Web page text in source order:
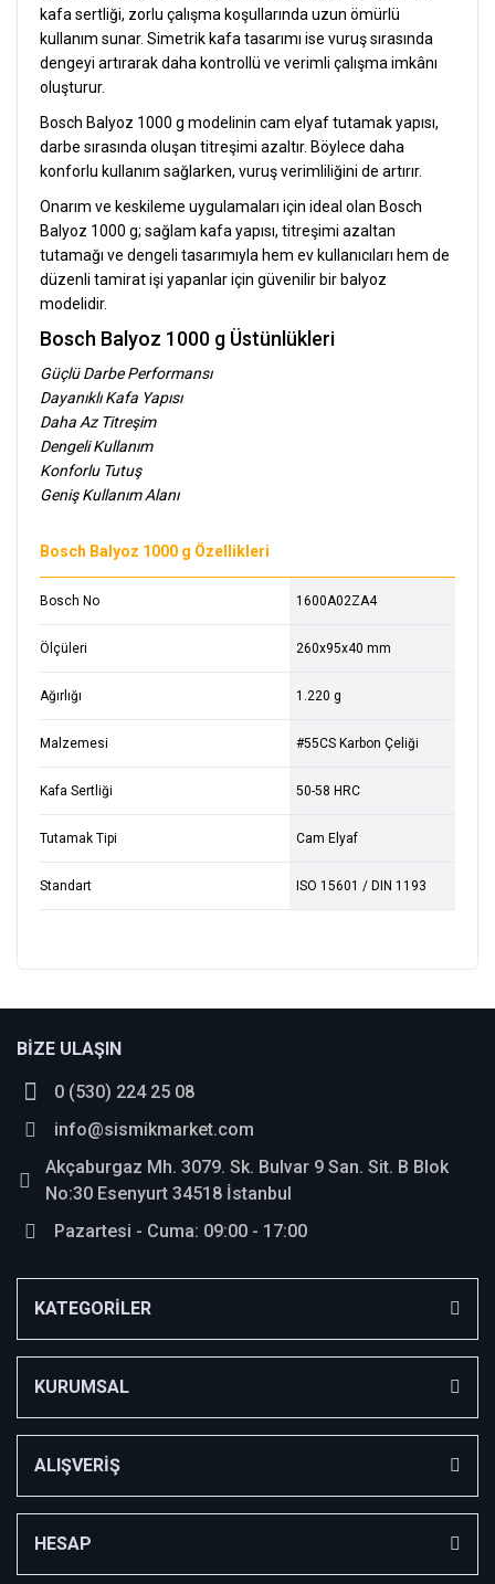
kafa sertliği, zorlu çalışma koşullarında uzun ömürlü
kullanım sunar. Simetrik kafa tasarımı ise vuruş sırasında
dengeyi artırarak daha kontrollü ve verimli çalışma imkânı
oluşturur.
Bosch Balyoz 1000 g modelinin cam elyaf tutamak yapısı,
darbe sırasında oluşan titreşimi azaltır. Böylece daha
konforlu kullanım sağlarken, vuruş verimliliğini de artırır.
Onarım ve keskileme uygulamaları için ideal olan Bosch
Balyoz 1000 g; sağlam kafa yapısı, titreşimi azaltan
tutamağı ve dengeli tasarımıyla hem ev kullanıcıları hem de
düzenli tamirat işi yapanlar için güvenilir bir balyoz
modelidir.
Bosch Balyoz 1000 g Üstünlükleri
Güçlü Darbe Performansı
Dayanıklı Kafa Yapısı
Daha Az Titreşim
Dengeli Kullanım
Konforlu Tutuş
Geniş Kullanım Alanı
Bosch Balyoz 1000 g Özellikleri
Bosch No 1600A02ZA4
Ölçüleri 260x95x40 mm
Ağırlığı 1.220 g
Malzemesi #55CS Karbon Çeliği
Kafa Sertliği 50-58 HRC
Tutamak Tipi Cam Elyaf
Standart ISO 15601 / DIN 1193
BİZE ULAŞIN
0 (530) 224 25 08
info@sismikmarket.com
Akçaburgaz Mh. 3079. Sk. Bulvar 9 San. Sit. B Blok
No:30 Esenyurt 34518 İstanbul
Pazartesi - Cuma: 09:00 - 17:00
KATEGORİLER
KURUMSAL
ALIŞVERİŞ
HESAP